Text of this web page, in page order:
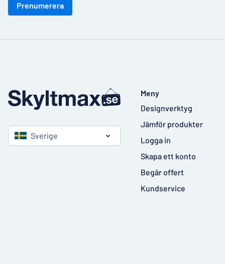
Prenumerera
Sverige
Meny
Designverktyg
Jämför produkter
Logga in
Skapa ett konto
Begär offert
Kundservice